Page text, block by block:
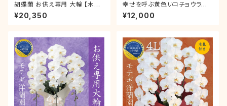
胡蝶蘭 お供え専用 大輪 【木札
付き】「ホワイトロッキー」3本立
【 L 】ラッピング付き 御供 仏前
¥20,350
幸せを呼ぶ黄色いコチョウラン
「フォーチュンザルツマン」胡蝶
蘭 ３本立 ギフト お祝い 就任祝
¥12,000